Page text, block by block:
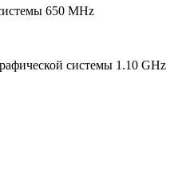
650 MHz
системы 1.10 GHz